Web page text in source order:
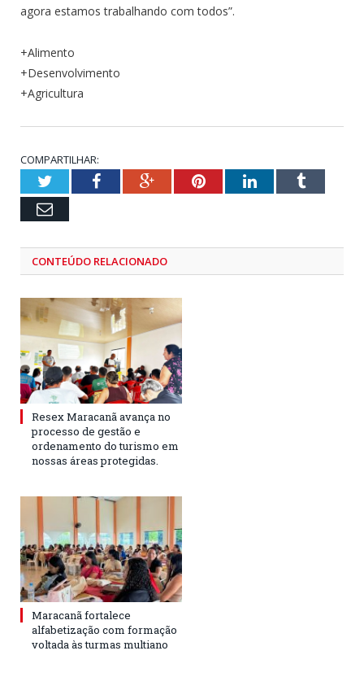
agora estamos trabalhando com todos”.
+Alimento
+Desenvolvimento
+Agricultura
COMPARTILHAR:
TwitterFacebookGoogle+PinterestLinkedInTumblr
Email
CONTEÚDO RELACIONADO
Resex Maracanã avança no
processo de gestão e
ordenamento do turismo em
nossas áreas protegidas.
Maracanã fortalece
alfabetização com formação
voltada às turmas multiano